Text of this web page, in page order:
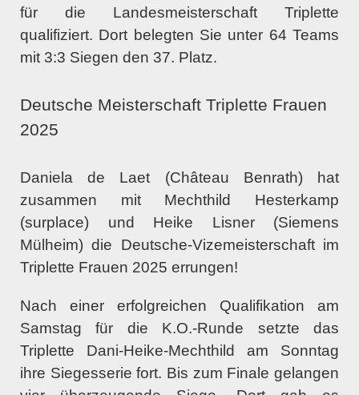
für die Landesmeisterschaft Triplette
qualifiziert. Dort belegten Sie unter 64 Teams
mit 3:3 Siegen den 37. Platz.
Deutsche Meisterschaft Triplette Frauen
2025
Daniela de Laet (Château Benrath) hat
zusammen mit Mechthild Hesterkamp
(surplace) und Heike Lisner (Siemens
Mülheim) die Deutsche-Vizemeisterschaft im
Triplette Frauen 2025 errungen!
Nach einer erfolgreichen Qualifikation am
Samstag für die K.O.-Runde setzte das
Triplette Dani-Heike-Mechthild am Sonntag
ihre Siegesserie fort. Bis zum Finale gelangen